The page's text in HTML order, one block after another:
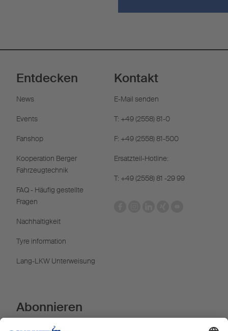
Entdecken
News
Events
Fanshop
Kooperation Berger
Fahrzeugtechnik
FAQ - Häufig gestellte
Fragen
Nachhaltigkeit
Tyre information
Lang-LKW Unterweisung
Kontakt
E-Mail senden
T: +49 (2558) 81-0
F: +49 (2558) 81-500
Ersatzteil-Hotline:
T: +49 (2558) 81 -29 99
Abonnieren